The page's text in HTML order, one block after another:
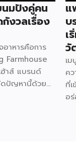
นมปังคู่คน
งวลเรื่อง
าหารคือการ
Farmhouse
ฮ้าส์ แบรนด์
ดปัญหานี้ด้วย
แ
บ
เ
วั
เ
ค
ที่
อ